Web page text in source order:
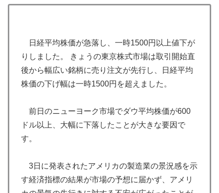
日経平均株価が急落し、一時1500円以上値下が
りしました。 きょうの東京株式市場は取引開始直
後から幅広い銘柄に売り注文が先行し、日経平均
株価の下げ幅は一時1500円を超えました。
前日のニューヨーク市場でダウ平均株価が600
ドル以上、大幅に下落したことが大きな要因で
す。
3日に発表されたアメリカの製造業の景況感を示
す経済指標の結果が市場の予想に届かず、アメリ